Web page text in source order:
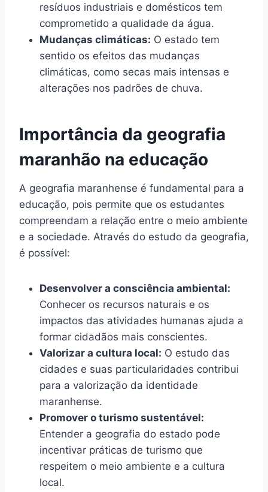
resíduos industriais e domésticos tem
comprometido a qualidade da água.
Mudanças climáticas: O estado tem
sentido os efeitos das mudanças
climáticas, como secas mais intensas e
alterações nos padrões de chuva.
Importância da geografia
maranhão na educação
A geografia maranhense é fundamental para a
educação, pois permite que os estudantes
compreendam a relação entre o meio ambiente
e a sociedade. Através do estudo da geografia,
é possível:
Desenvolver a consciência ambiental:
Conhecer os recursos naturais e os
impactos das atividades humanas ajuda a
formar cidadãos mais conscientes.
Valorizar a cultura local: O estudo das
cidades e suas particularidades contribui
para a valorização da identidade
maranhense.
Promover o turismo sustentável:
Entender a geografia do estado pode
incentivar práticas de turismo que
respeitem o meio ambiente e a cultura
local.